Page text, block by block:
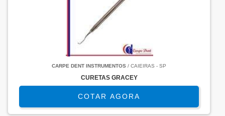
CARPE DENT INSTRUMENTOS / CAIEIRAS - SP
CURETAS GRACEY
COTAR AGORA